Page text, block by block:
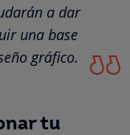
a dar
una base
gráfico.
tu